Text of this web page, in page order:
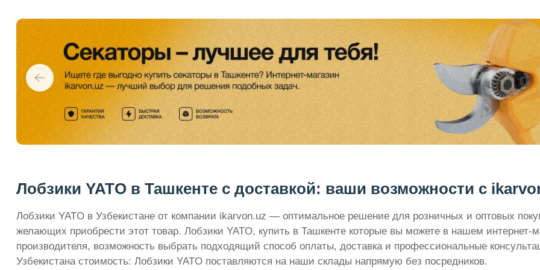
Лобзики YATO в Ташкенте с доставкой: ваши возможности с
Лобзики YATO в Узбекистане от компании ikarvon.uz — оптимальное решение для розничных и оптовых
желающих приобрести этот товар. Лобзики YATO, купить в Ташкенте которые вы можете в нашем интернет-
производителя, возможность выбрать подходящий способ оплаты, доставка и профессиональные
Узбекистана стоимость: Лобзики YATO поставляются на наши склады напрямую без посредников.